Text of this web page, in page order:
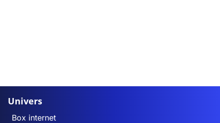
Univers
Box internet